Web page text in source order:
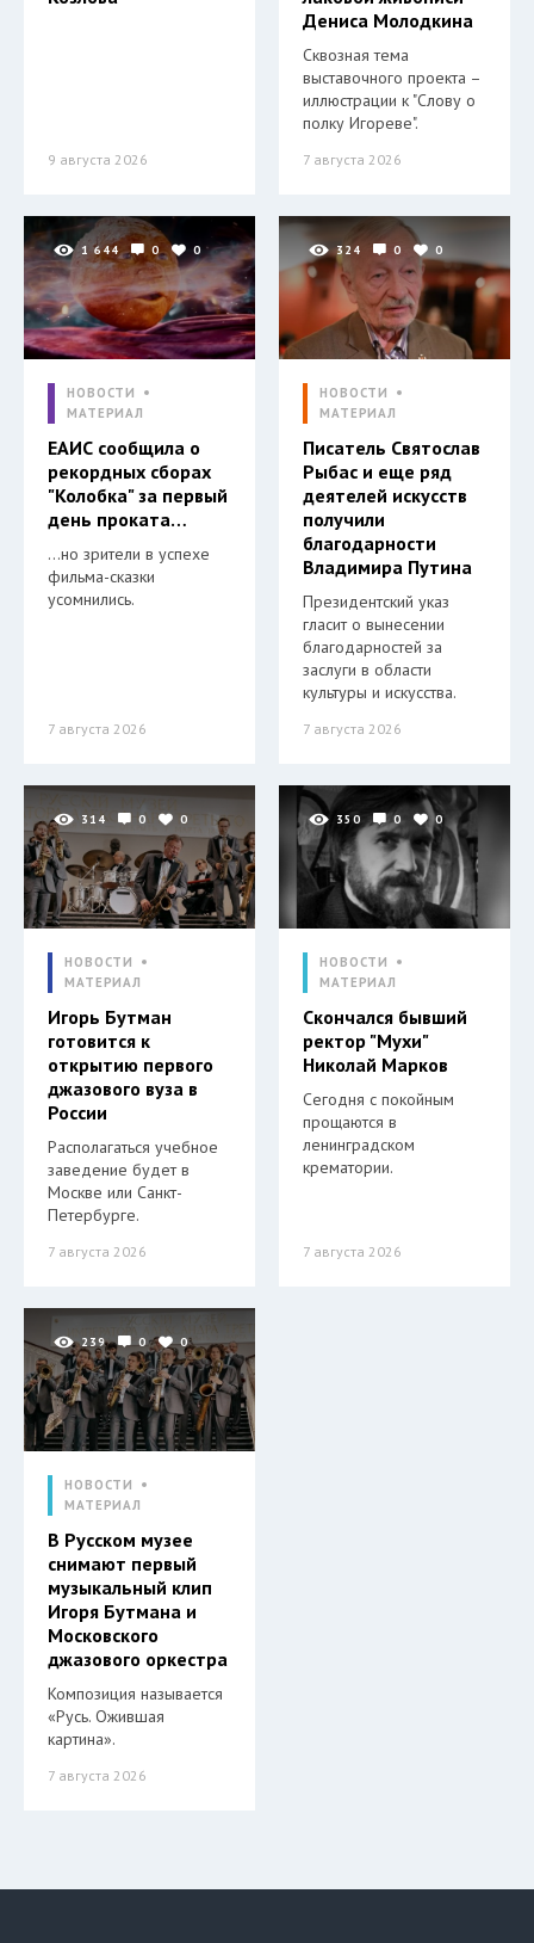
9 августа 2026
Дениса Молодкина
Сквозная тема
выставочного проекта –
иллюстрации к "Слову о
полку Игореве".
7 августа 2026
1 644 0 0
НОВОСТИ
МАТЕРИАЛ
ЕАИС сообщила о
рекордных сборах
"Колобка" за первый
день проката…
…но зрители в успехе
фильма-сказки
усомнились.
7 августа 2026
324 0 0
НОВОСТИ
МАТЕРИАЛ
Писатель Святослав
Рыбас и еще ряд
деятелей искусств
получили
благодарности
Владимира Путина
Президентский указ
гласит о вынесении
благодарностей за
заслуги в области
культуры и искусства.
7 августа 2026
314 0 0
НОВОСТИ
МАТЕРИАЛ
Игорь Бутман
готовится к
открытию первого
джазового вуза в
России
Располагаться учебное
заведение будет в
Москве или Санкт-
Петербурге.
7 августа 2026
350 0 0
НОВОСТИ
МАТЕРИАЛ
Скончался бывший
ректор "Мухи"
Николай Марков
Сегодня с покойным
прощаются в
ленинградском
крематории.
7 августа 2026
239 0 0
НОВОСТИ
МАТЕРИАЛ
В Русском музее
снимают первый
музыкальный клип
Игоря Бутмана и
Московского
джазового оркестра
Композиция называется
«Русь. Ожившая
картина».
7 августа 2026